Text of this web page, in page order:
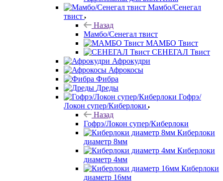
Мамбо/Сенегал
твист
Назад
Мамбо/Сенегал твист
МАМБО Твист
СЕНЕГАЛ Твист
Афрокудри
Афрокосы
Фибра
Дреды
Гофрэ/
Локон супер/Киберлоки
Назад
Гофрэ/Локон супер/Киберлоки
Киберлоки
диаметр 8мм
Киберлоки
диаметр 4мм
Киберлоки
диаметр 16мм